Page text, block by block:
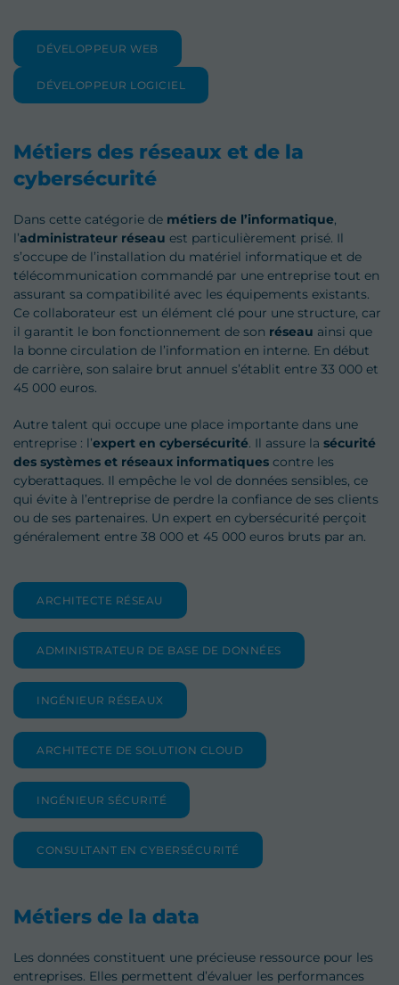
DÉVELOPPEUR WEB
DÉVELOPPEUR LOGICIEL
Métiers des réseaux et de la
cybersécurité
Dans cette catégorie de métiers de l’informatique,
l’administrateur réseau est particulièrement prisé. Il
s’occupe de l’installation du matériel informatique et de
télécommunication commandé par une entreprise tout en
assurant sa compatibilité avec les équipements existants.
Ce collaborateur est un élément clé pour une structure, car
il garantit le bon fonctionnement de son réseau ainsi que
la bonne circulation de l’information en interne. En début
de carrière, son salaire brut annuel s’établit entre 33 000 et
45 000 euros.
Autre talent qui occupe une place importante dans une
entreprise : l’expert en cybersécurité. Il assure la sécurité
des systèmes et réseaux informatiques contre les
cyberattaques. Il empêche le vol de données sensibles, ce
qui évite à l’entreprise de perdre la confiance de ses clients
ou de ses partenaires. Un expert en cybersécurité perçoit
généralement entre 38 000 et 45 000 euros bruts par an.
ARCHITECTE RÉSEAU
ADMINISTRATEUR DE BASE DE DONNÉES
INGÉNIEUR RÉSEAUX
ARCHITECTE DE SOLUTION CLOUD
INGÉNIEUR SÉCURITÉ
CONSULTANT EN CYBERSÉCURITÉ
Métiers de la data
Les données constituent une précieuse ressource pour les
entreprises. Elles permettent d’évaluer les performances